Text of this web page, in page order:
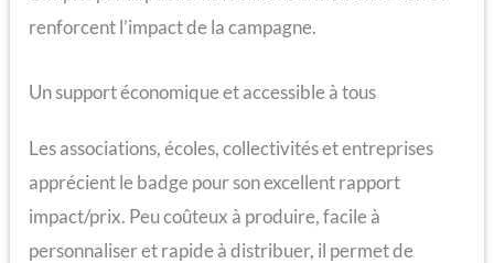
renforcent l’impact de la campagne.
Un support économique et accessible à tous
Les associations, écoles, collectivités et entreprises
apprécient le badge pour son excellent rapport
impact/prix. Peu coûteux à produire, facile à
personnaliser et rapide à distribuer, il permet de